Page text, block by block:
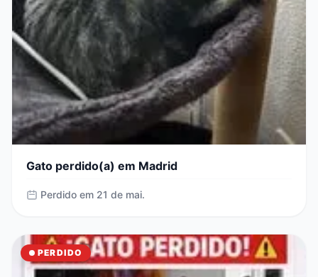
Gato perdido(a) em Madrid
Perdido em 21 de mai.
PERDIDO